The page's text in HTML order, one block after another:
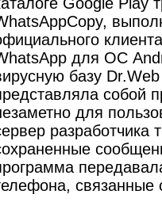
для ОС
базу
собой
для
разработчика
связанные